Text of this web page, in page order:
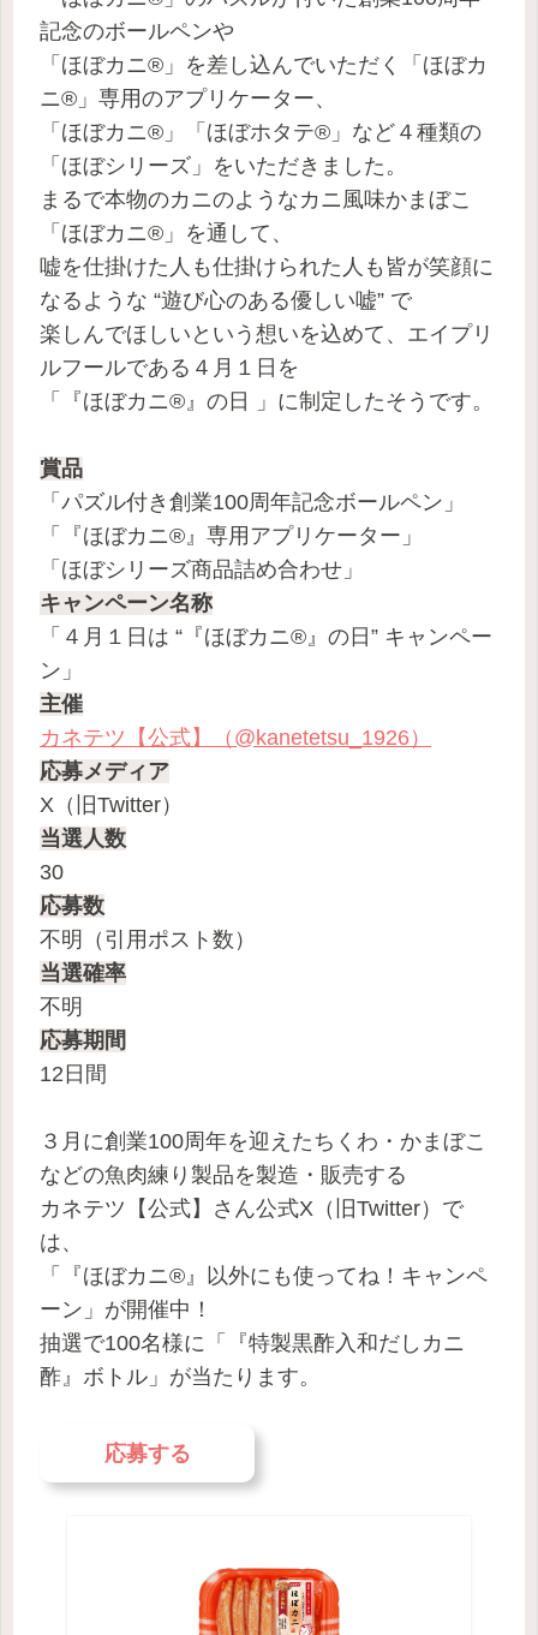
記念のボールペンや
「ほぼカニ®」を差し込んでいただく「ほぼカ
ニ®」専用のアプリケーター、
「ほぼカニ®」「ほぼホタテ®」など４種類の
「ほぼシリーズ」をいただきました。
まるで本物のカニのようなカニ風味かまぼこ
「ほぼカニ®」を通して、
嘘を仕掛けた人も仕掛けられた人も皆が笑顔に
なるような “遊び心のある優しい嘘” で
楽しんでほしいという想いを込めて、エイプリ
ルフールである４月１日を
「『ほぼカニ®』の日 」に制定したそうです。
賞品
「パズル付き創業100周年記念ボールペン」
「『ほぼカニ®』専用アプリケーター」
「ほぼシリーズ商品詰め合わせ」
キャンペーン名称
「４月１日は “『ほぼカニ®』の日” キャンペー
ン」
主催
カネテツ【公式】（@kanetetsu_1926）
応募メディア
X（旧Twitter）
当選人数
30
応募数
不明（引用ポスト数）
当選確率
不明
応募期間
12日間
３月に創業100周年を迎えたちくわ・かまぼこ
などの魚肉練り製品を製造・販売する
カネテツ【公式】さん公式X（旧Twitter）で
は、
「『ほぼカニ®』以外にも使ってね！キャンペ
ーン」が開催中！
抽選で100名様に「『特製黒酢入和だしカニ
酢』ボトル」が当たります。
応募する